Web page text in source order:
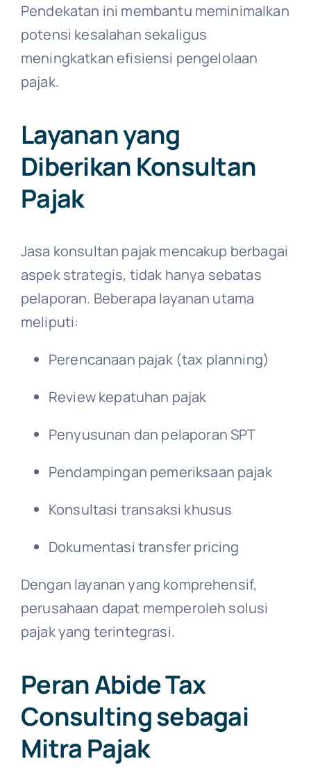
Pendekatan ini membantu meminimalkan
potensi kesalahan sekaligus
meningkatkan efisiensi pengelolaan
pajak.
Layanan yang
Diberikan Konsultan
Pajak
Jasa konsultan pajak mencakup berbagai
aspek strategis, tidak hanya sebatas
pelaporan. Beberapa layanan utama
meliputi:
Perencanaan pajak (tax planning)
Review kepatuhan pajak
Penyusunan dan pelaporan SPT
Pendampingan pemeriksaan pajak
Konsultasi transaksi khusus
Dokumentasi transfer pricing
Dengan layanan yang komprehensif,
perusahaan dapat memperoleh solusi
pajak yang terintegrasi.
Peran Abide Tax
Consulting sebagai
Mitra Pajak